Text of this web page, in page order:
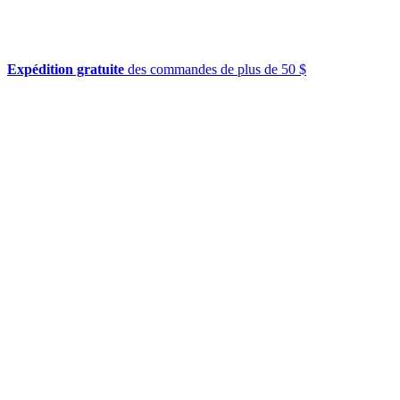
Expédition gratuite des commandes de plus de 50 $